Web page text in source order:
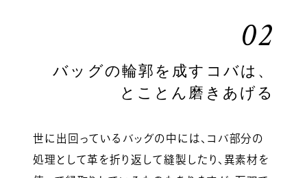
02
バッグの輪郭を成すコバは、
とことん磨きあげる
世に出回っているバッグの中には、コバ部分の
処理として革を折り返して縫製したり、異素材を